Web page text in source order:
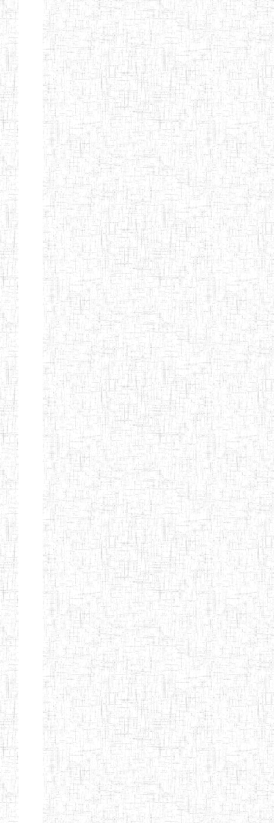
Afficher Page 2 sur 13 Total: 307
Début Préc. 1 2 3 4 5
6
Suivant
Fin
FIERTE
ENIEG TAGA 02/09/2014 ENIEG Privé
ENIET
SIANTOU
04/02/2014 ENIET Privé
ENIEG PRIVEE
GOLDEN
28/08/2009 ENIEG Privé
ENIEG
BILINGUE LE
GRAND
28/12/2007 ENIEG Privé
ENIEG
BILINGUE
VIVA
EDUCATION
15/04/2014 ENIEG Privé
ENIEG PRIVEE
MERE
THERESA
20/08/2015 ENIEG Privé
ENIEG COSBIE 28/08/2009 ENIEG Privé
ENIEG STAR 28/12/2007 ENIEG Privé
ENIEG MEVEC 02/07/2012 ENIEG Privé
Etablissements
d'enseignement
secondaire
technique
et
professionnel
ESTP